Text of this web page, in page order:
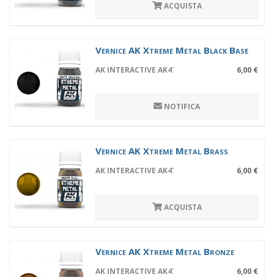
ACQUISTA
Vernice AK Xtreme Metal Black Base
AK INTERACTIVE AK471 6,00 €
NOTIFICA
Vernice AK Xtreme Metal Brass
AK INTERACTIVE AK475 6,00 €
ACQUISTA
Vernice AK Xtreme Metal Bronze
AK INTERACTIVE AK474 6,00 €